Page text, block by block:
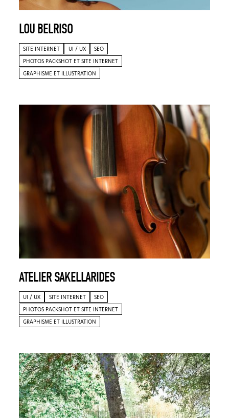
LOU BELRISO
SITE INTERNET UI / UX
SEO
PHOTOS PACKSHOT ET SITE INTERNET
GRAPHISME ET ILLUSTRATION
ATELIER SAKELLARIDES
UI / UX SITE INTERNET
SEO
PHOTOS PACKSHOT ET SITE INTERNET
GRAPHISME ET ILLUSTRATION